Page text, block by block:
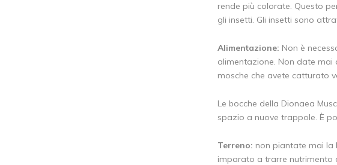
rende più colorate. Questo
gli insetti. Gli insetti sono
Alimentazione: Non è
alimentazione. Non date
mosche che avete catturato
Le bocche della Dionaea
spazio a nuove trappole. È
Terreno: non piantate mai la
imparato a trarre nutrimento